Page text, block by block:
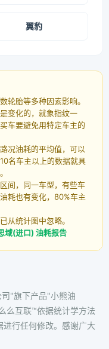
翼豹
轮胎等多种因素影响。
变化的，就象指纹一
车要避免用特定车主的
况油耗的平均值，可以
名车主以上的数据就具
间，同一车型，有些车
耗也有变化，80%车主
从统计图中忽略。
域(进口) 油耗报告
"旗下产品"小熊油
么互联™依据统计学方法
行任何修改。感谢广大